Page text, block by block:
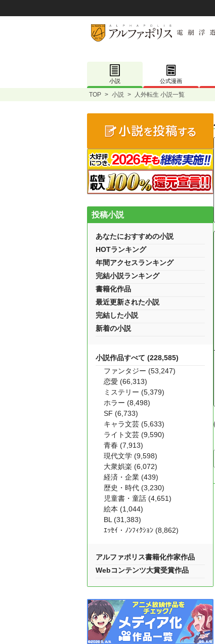
小説 公式漫画
TOP > 小説 > 人外転生 小説一覧
投稿小説
あなたにおすすめの小説
HOTランキング
年間アクセスランキング
完結小説ランキング
書籍化作品
最近更新された小説
完結した小説
新着の小説
小説作品すべて (228,585)
ファンタジー (53,247)
恋愛 (66,313)
ミステリー (5,379)
ホラー (8,498)
SF (6,733)
キャラ文芸 (5,633)
ライト文芸 (9,590)
青春 (7,913)
現代文学 (9,598)
大衆娯楽 (6,072)
経済・企業 (439)
歴史・時代 (3,230)
児童書・童話 (4,651)
絵本 (1,044)
BL (31,383)
ｴｯｾｲ・ﾉﾝﾌｨｸｼｮﾝ (8,862)
アルファポリス書籍化作家作品
Webコンテンツ大賞受賞作品